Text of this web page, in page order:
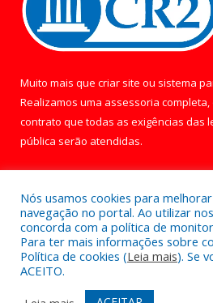
Muito mais que criar site ou sistema
Realizamos uma assessoria
contrato que todas as exigências das
pública serão atendidas.
Todos os direitos reservados a
Nós usamos cookies para
navegação no portal. Ao utilizar
concorda com a política de
Para ter mais informações sobre
Política de cookies (Leia mais). Se
ACEITO.